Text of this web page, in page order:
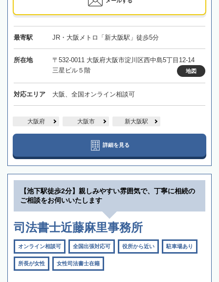
最寄駅 JR・大阪メトロ「新大阪駅」徒歩5分
所在地
〒532-0011 大阪府大阪市淀川区西中島5丁目12-14
三星ビル５階
地図
対応エリア 大阪、全国オンライン相談可
大阪府 大阪市 新大阪駅
詳細を見る
【池下駅徒歩2分】親しみやすい雰囲気で、丁寧に相続の
ご相談をお伺いいたします
司法書士近藤麻里事務所
オンライン相談可 全国出張対応可 役所から近い 駐車場あり
所長が女性 女性司法書士在籍